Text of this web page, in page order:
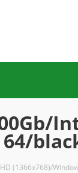
(1366x768)/